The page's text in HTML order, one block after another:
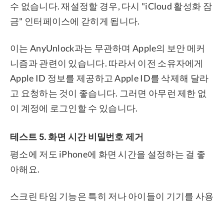
수 없습니다. 재설정할 경우, 다시 "iCloud 활성화 잠
금" 인터페이스에 갇히게 됩니다.
이는 AnyUnlock과는 무관하며 Apple의 보안 메커
니즘과 관련이 있습니다. 따라서 이전 소유자에게
Apple ID 정보를 제공하고 Apple ID를 삭제해 달라
고 요청하는 것이 좋습니다. 그러면 아무런 제한 없
이 계정에 로그인할 수 있습니다.
테스트 5. 화면 시간 비밀번호 제거
평소에 저도 iPhone에 화면 시간을 설정하는 걸 좋
아해요.
스크린 타임 기능은 특히 저나 아이들이 기기를 사용